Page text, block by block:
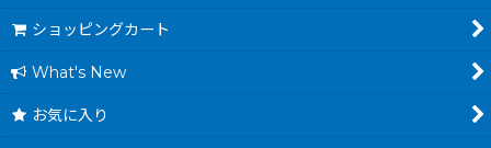
ショッピングカート
What's New
お気に入り